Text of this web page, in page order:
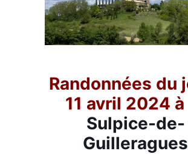
Randonnées du
11 avril 2024 à
Sulpice-de-
Guilleragues